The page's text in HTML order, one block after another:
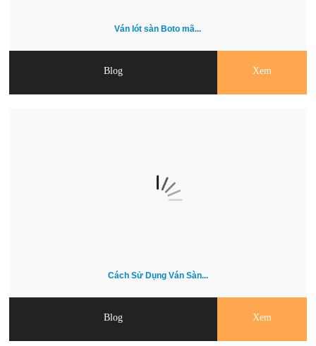
Ván lót sàn Boto mã...
Blog Xem
Cách Sử Dụng Ván Sàn...
Blog Xem